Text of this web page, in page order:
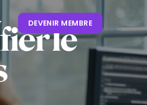
DEVENIR MEMBRE
le